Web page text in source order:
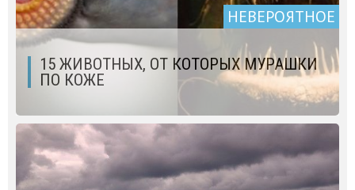
НЕВЕРОЯТНОЕ
15 ЖИВОТНЫХ, ОТ КОТОРЫХ МУРАШКИ
ПО КОЖЕ